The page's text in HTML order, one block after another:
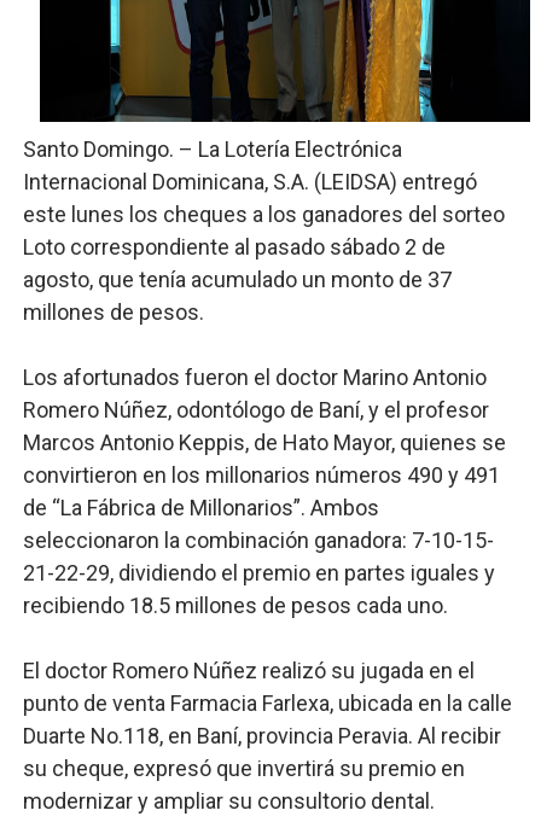
Candidato a presidente del Colegio de Notarios hace
Digecac realizará Primer Festival de Plantas 2026
Josefa Castillo: Liderazgo y Transformación Social al
Lee Ballester a los que se forman como agentes
Operativo Interinstitucional “Compromiso Ambiental
Santo Domingo. – La Lotería Electrónica
Internacional Dominicana, S.A. (LEIDSA) entregó
este lunes los cheques a los ganadores del sorteo
Loto correspondiente al pasado sábado 2 de
agosto, que tenía acumulado un monto de 37
millones de pesos.
Los afortunados fueron el doctor Marino Antonio
Romero Núñez, odontólogo de Baní, y el profesor
Marcos Antonio Keppis, de Hato Mayor, quienes se
convirtieron en los millonarios números 490 y 491
de “La Fábrica de Millonarios”. Ambos
seleccionaron la combinación ganadora: 7-10-15-
21-22-29, dividiendo el premio en partes iguales y
recibiendo 18.5 millones de pesos cada uno.
El doctor Romero Núñez realizó su jugada en el
punto de venta Farmacia Farlexa, ubicada en la calle
Duarte No.118, en Baní, provincia Peravia. Al recibir
su cheque, expresó que invertirá su premio en
modernizar y ampliar su consultorio dental.